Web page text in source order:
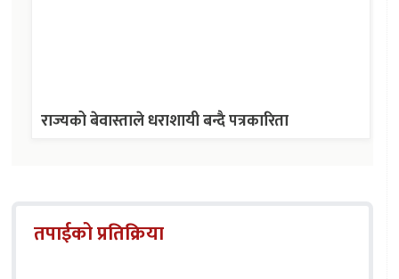
राज्यको बेवास्ताले धराशायी बन्दै पत्रकारिता
तपाईको प्रतिक्रिया